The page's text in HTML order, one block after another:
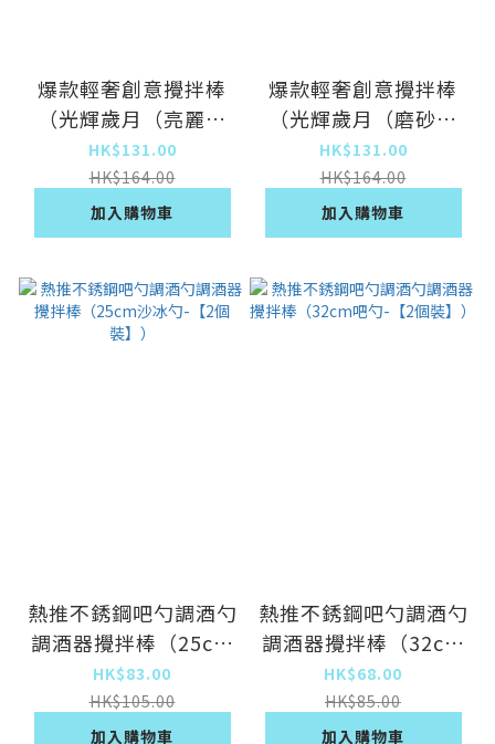
爆款輕奢創意攪拌棒
（光輝歲月（亮麗粉
色））
HK$131.00
HK$164.00
加入購物車
爆款輕奢創意攪拌棒
（光輝歲月（磨砂藍
色））
HK$131.00
HK$164.00
加入購物車
熱推不銹鋼吧勺調酒勺
調酒器攪拌棒（25cm
沙冰勺-【2個裝】）
HK$83.00
HK$105.00
加入購物車
熱推不銹鋼吧勺調酒勺
調酒器攪拌棒（32cm
吧勺-【2個裝】）
HK$68.00
HK$85.00
加入購物車